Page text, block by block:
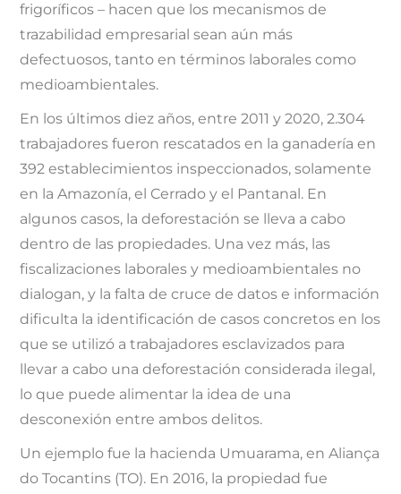
frigoríficos – hacen que los mecanismos de
trazabilidad empresarial sean aún más
defectuosos, tanto en términos laborales como
medioambientales.
En los últimos diez años, entre 2011 y 2020, 2.304
trabajadores fueron rescatados en la ganadería en
392 establecimientos inspeccionados, solamente
en la Amazonía, el Cerrado y el Pantanal. En
algunos casos, la deforestación se lleva a cabo
dentro de las propiedades. Una vez más, las
fiscalizaciones laborales y medioambientales no
dialogan, y la falta de cruce de datos e información
dificulta la identificación de casos concretos en los
que se utilizó a trabajadores esclavizados para
llevar a cabo una deforestación considerada ilegal,
lo que puede alimentar la idea de una
desconexión entre ambos delitos.
Un ejemplo fue la hacienda Umuarama, en Aliança
do Tocantins (TO). En 2016, la propiedad fue